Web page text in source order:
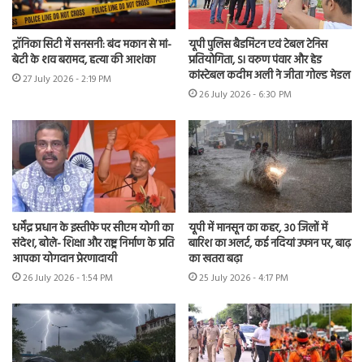
ट्रॉनिका सिटी में सनसनी: बंद मकान से मां-
बेटी के शव बरामद, हत्या की आशंका
27 July 2026 - 2:19 PM
यूपी पुलिस बैडमिंटन एवं टेबल टेनिस
प्रतियोगिता, SI वरुण पंवार और हेड
कांस्टेबल कदीम अली ने जीता गोल्ड मेडल
26 July 2026 - 6:30 PM
धर्मेंद्र प्रधान के इस्तीफे पर सीएम योगी का
संदेश, बोले- शिक्षा और राष्ट्र निर्माण के प्रति
आपका योगदान प्रेरणादायी
26 July 2026 - 1:54 PM
यूपी में मानसून का कहर, 30 जिलों में
बारिश का अलर्ट, कई नदियां उफान पर, बाढ़
का खतरा बढ़ा
25 July 2026 - 4:17 PM